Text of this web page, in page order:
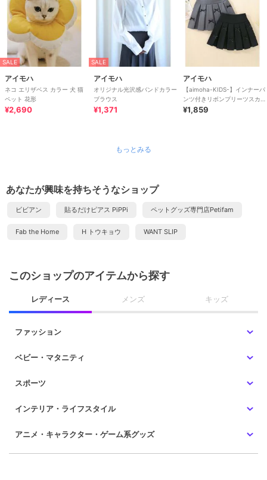
SALE
アイモハ
ネコ エリザベス カラー 犬 猫
ペット 花形
¥2,690
SALE
アイモハ
オリジナル光沢感バンドカラー
ブラウス
¥1,371
アイモハ
【aimoha-KIDS-】インナーパ
ンツ付きリボンプリーツスカー
ト
¥1,859
もっとみる
あなたが興味を持ちそうなショップ
ビビアン 貼るだけピアス PiPPi ペットグッズ専門店Petifam
Fab the Home H トウキョウ WANT SLIP
このショップのアイテムから探す
レディース メンズ キッズ
ファッション
ベビー・マタニティ
スポーツ
インテリア・ライフスタイル
アニメ・キャラクター・ゲーム系グッズ